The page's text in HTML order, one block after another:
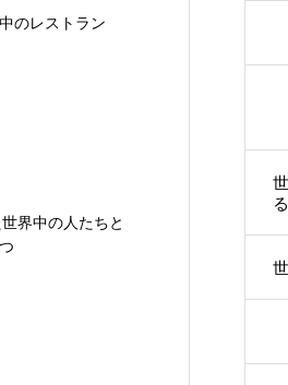
のレストラン
界中の人たちと